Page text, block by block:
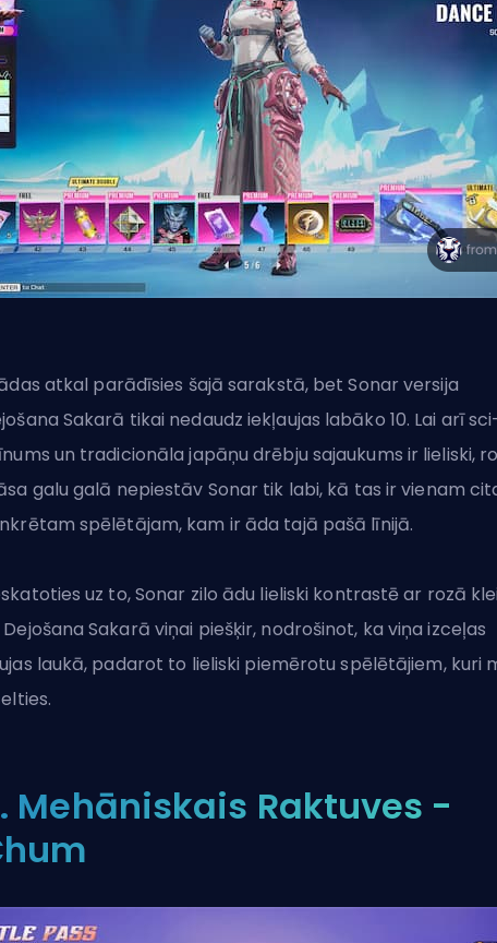
atkal parādīsies šajā sarakstā, bet Sonar versija
Sakarā tikai nedaudz iekļaujas labāko 10. Lai arī
un tradicionāla japāņu drēbju sajaukums ir lieliski,
galu galā nepiestāv Sonar tik labi, kā tas ir vienam
spēlētājam, kam ir āda tajā pašā līnijā.
uz to, Sonar zilo ādu lieliski kontrastē ar rozā
Sakarā viņai piešķir, nodrošinot, ka viņa izceļas
laukā, padarot to lieliski piemērotu spēlētājiem, kuri
Mehāniskais Raktuves -